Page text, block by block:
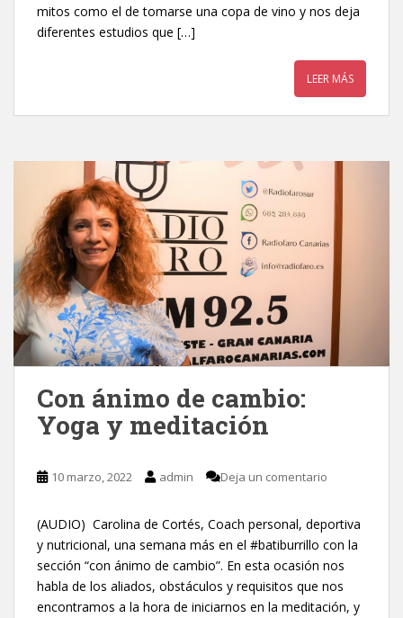
mitos como el de tomarse una copa de vino y nos deja
diferentes estudios que […]
LEER MÁS
Con ánimo de cambio:
Yoga y meditación
10 marzo, 2022 admin Deja un comentario
(AUDIO) Carolina de Cortés, Coach personal, deportiva
y nutricional, una semana más en el #batiburrillo con la
sección “con ánimo de cambio”. En esta ocasión nos
habla de los aliados, obstáculos y requisitos que nos
encontramos a la hora de iniciarnos en la meditación, y